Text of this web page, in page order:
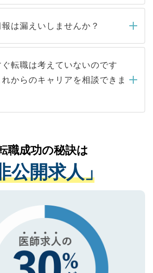
到を避けるため 人気のある医療機
してしまうと、応募が殺到する場
機関が求める条件に合った人材の
紹介会社に依頼するケースが増え
職を強要することは一切ありませ
、仮に応募先から内定をいただい
する必要はありません。内定先へ
連絡はキャリアパートナーが行い
は漏えいしませんか？
が漏えいすることはありませんの
心ください。当サイトからの登録
集したご登録者様の個人情報は、
キャリアアップおよび転職活動の
的に使用いたします。お預かりし
べての個人データはご本人の許可
情報の取り扱いについての厳密な
を満たした事業者のみに付与され
イバシーマークを取得済みです。
保持に関してもご安心ください。
ぐ転職は考えていないのです
からのキャリアを相談できま
て、現在の医療機関の状況や紹介
じえながら、適切なアドバイスを
ただきます。すぐにご転職をされ
は、長期的なサポートが可能です
ずはご登録ください。
職成功の秘訣は
公開求人」